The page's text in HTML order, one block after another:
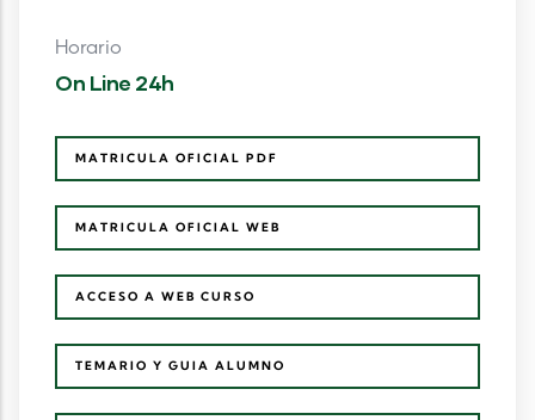
Horario
On Line 24h
MATRICULA OFICIAL PDF
MATRICULA OFICIAL WEB
ACCESO A WEB CURSO
TEMARIO Y GUIA ALUMNO